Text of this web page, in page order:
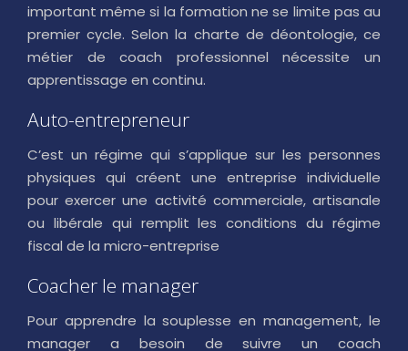
important même si la formation ne se limite pas au
premier cycle. Selon la charte de déontologie, ce
métier de coach professionnel nécessite un
apprentissage en continu.
Auto-entrepreneur
C’est un régime qui s’applique sur les personnes
physiques qui créent une entreprise individuelle
pour exercer une activité commerciale, artisanale
ou libérale qui remplit les conditions du régime
fiscal de la micro-entreprise
Coacher le manager
Pour apprendre la souplesse en management, le
manager a besoin de suivre un coach